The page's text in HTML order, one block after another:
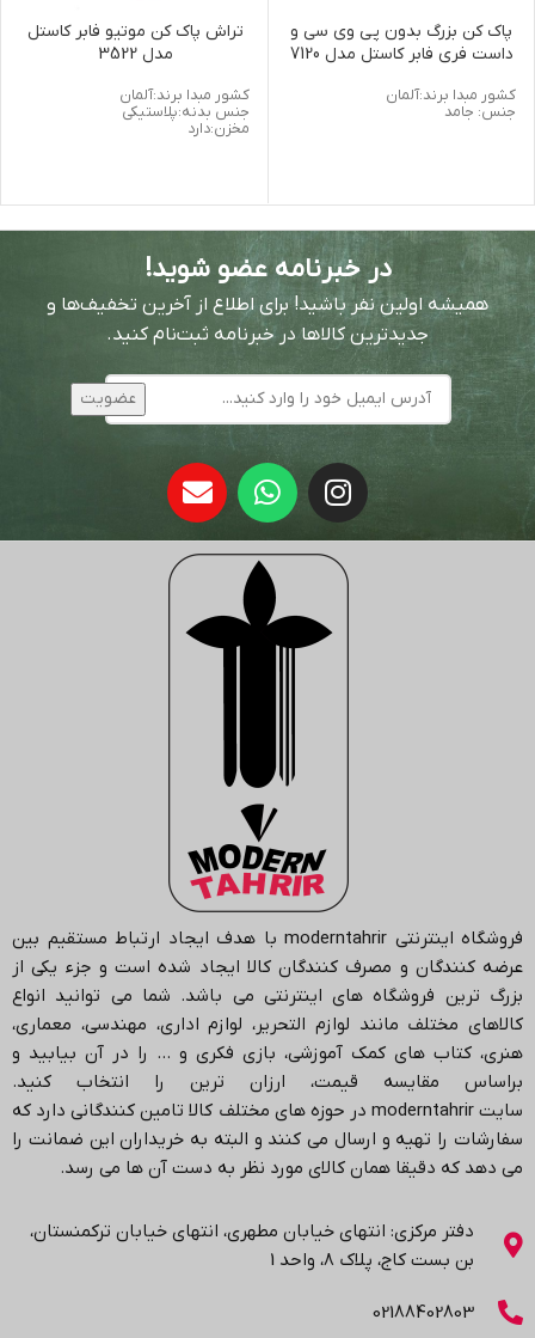
پاک کن بزرگ بدون پی وی سی و
داست فری فابر کاستل مدل 7120
کشور مبدا برند:آلمان
جنس: جامد
تراش پاک کن موتیو فابر کاستل
مدل 3522
کشور مبدا برند:آلمان
جنس بدنه:پلاستیکی
مخزن:دارد
در خبرنامه عضو شوید!
همیشه اولین نفر باشید! برای اطلاع از آخرین تخفیف‌ها و
جدیدترین کالاها در خبرنامه ثبت‌نام کنید.
فروشگاه اینترنتی moderntahrir با هدف ایجاد ارتباط مستقیم بین
عرضه کنندگان و مصرف کنندگان کالا ایجاد شده است و جزء یکی از
بزرگ ترین فروشگاه های اینترنتی می باشد. شما می توانید انواع
کالاهای مختلف مانند لوازم التحریر، لوازم اداری، مهندسی، معماری،
هنری، کتاب های کمک آموزشی، بازی فکری و … را در آن بیابید و
براساس مقایسه قیمت، ارزان ترین را انتخاب کنید.
سایتmoderntahrir در حوزه های مختلف کالا تامین کنندگانی دارد که
سفارشات را تهیه و ارسال می کنند و البته به خریداران این ضمانت را
می دهد که دقیقا همان کالای مورد نظر به دست آن ها می رسد.
دفتر مرکزی: انتهاي خیابان مطهری، انتهاي خیابان ترکمنستان،
بن بست کاج، پلاک ۸، واحد 1
02188402803